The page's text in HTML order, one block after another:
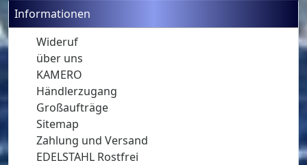
Informationen
Wideruf
über uns
KAMERO
Händlerzugang
Großaufträge
Sitemap
Zahlung und Versand
EDELSTAHL Rostfrei